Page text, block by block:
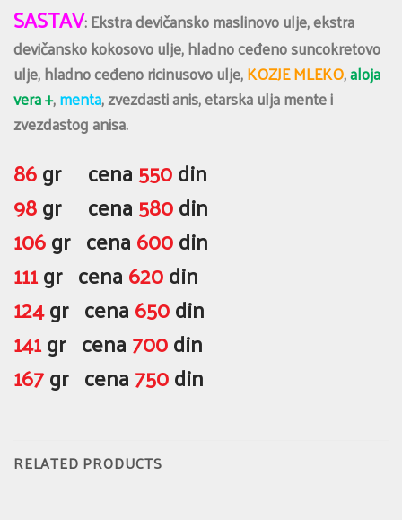
SASTAV: Ekstra devičansko maslinovo ulje, ekstra
devičansko kokosovo ulje, hladno ceđeno suncokretovo
ulje, hladno ceđeno ricinusovo ulje,KOZJE MLEKO,aloja
vera +,menta, zvezdasti anis, etarska ulja mente i
zvezdastog anisa.
86gr cena550din
98gr cena580din
106gr cena600din
111gr cena620din
124gr cena650din
141gr cena700din
167gr cena750din
RELATED PRODUCTS